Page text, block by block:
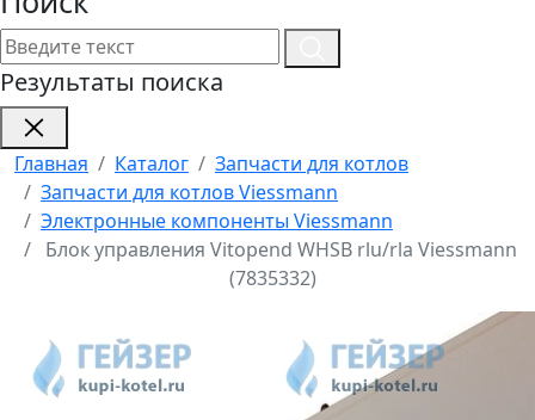
Результаты поиска
Главная Каталог
Запчасти для котлов
Запчасти для котлов Viessmann
Электронные компоненты Viessmann
Блок управления Vitopend WHSB rlu/rla Viessmann
(7835332)